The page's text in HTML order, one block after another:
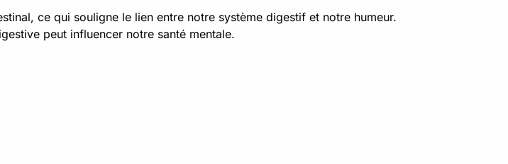
ce qui souligne le lien entre notre système digestif et notre humeur.
peut influencer notre santé mentale.